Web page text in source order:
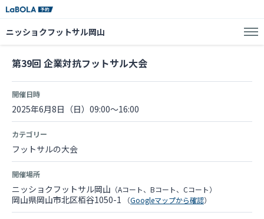
ニッショクフットサル岡山
第39回 企業対抗フットサル大会
開催日時
2025年6月8日（日）09:00～16:00
カテゴリー
フットサルの大会
開催場所
ニッショクフットサル岡山 （Aコート、Bコート、Cコート）
岡山県岡山市北区栢谷1050-1 （Googleマップから確認）